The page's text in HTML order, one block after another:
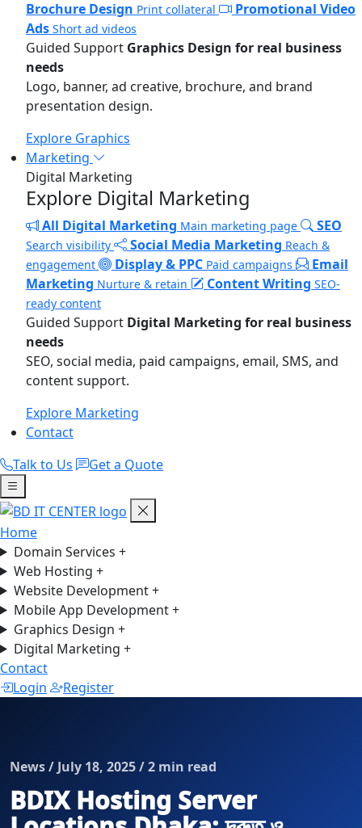
Brochure Design Print collateral
Promotional Video
Ads Short ad videos
Guided Support Graphics Design for real business
needs
Logo, banner, ad creative, brochure, and brand
presentation design.
Explore Graphics
Marketing
Digital Marketing
Explore Digital Marketing
All Digital Marketing Main marketing page SEO
Search visibility Social Media Marketing Reach &
engagement
Display & PPC Paid campaigns
Email
Marketing Nurture & retain Content Writing SEO-
ready content
Guided Support Digital Marketing for real business
needs
SEO, social media, paid campaigns, email, SMS, and
content support.
Explore Marketing
Contact
Talk to Us
Get a Quote
Home
Domain Services +
Web Hosting +
Website Development+
Mobile App Development+
Graphics Design +
Digital Marketing +
Contact
Login
Register
News / July 18, 2025 / 2 min read
BDIX Hosting Server